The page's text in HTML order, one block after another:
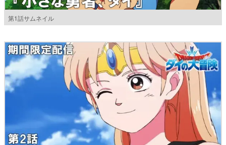
第1話サムネイル